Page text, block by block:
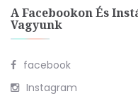
A Facebookon És
Vagyunk
facebook
Instagram